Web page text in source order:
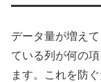
データ量が増え
ている列が何の
ます。これを防